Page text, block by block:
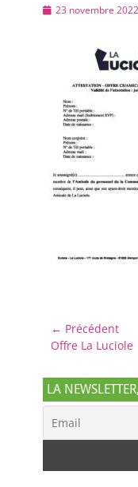
Posted
23 novembre 2022
Navigation
de
← Précédent
Article
Offre La Luciole
LA